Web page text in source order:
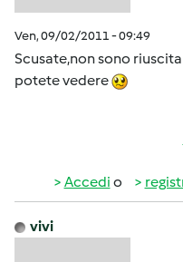
Ven, 09/02/2011 - 09:49
Scusate,non sono
potete vedere
Accedi o
vivi